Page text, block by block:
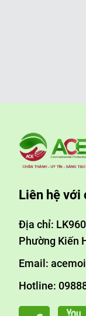
Liên hệ với
Địa chỉ:
Phường Kiến
Email:
Hotline: